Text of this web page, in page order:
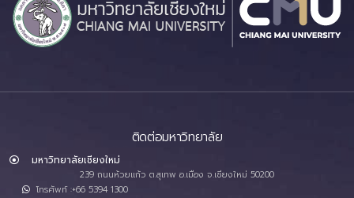
ติดต่อมหาวิทยาลัย
มหาวิทยาลัยเชียงใหม่
239 ถนนห้วยแก้ว ต.สุเทพ อ.เมือง จ.เชียงใหม่ 50200
โทรศัพท์ :+66 5394 1300